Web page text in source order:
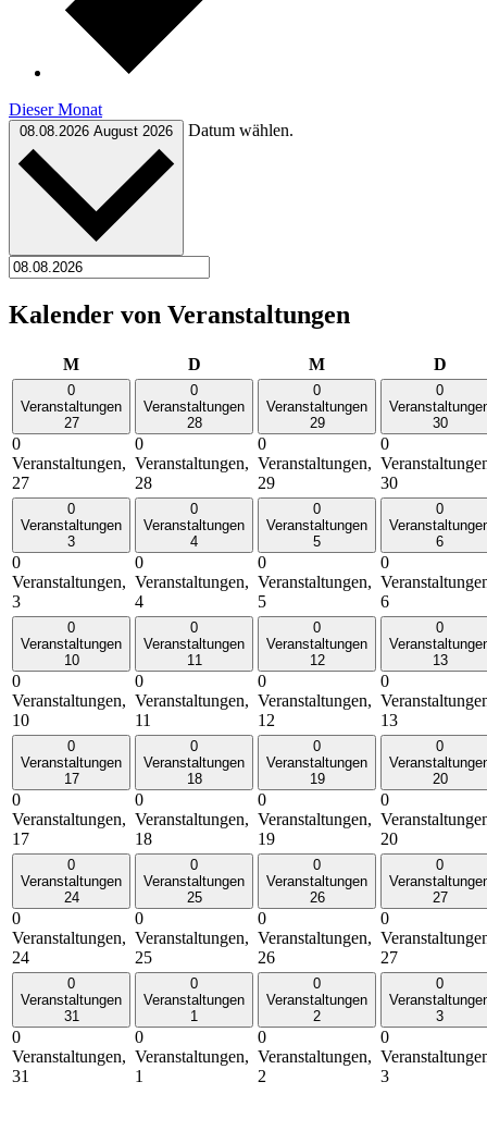
Dieser Monat
08.08.2026 August 2026 Datum wählen.
Kalender von Veranstaltungen
MMontag DDienstag MMittwoch D
0
Veranstaltungen
27
0
Veranstaltungen,
27
0
Veranstaltungen
28
0
Veranstaltungen,
28
0
Veranstaltungen
29
0
Veranstaltungen,
29
0
30
0
30
0
Veranstaltungen
3
0
Veranstaltungen,
3
0
Veranstaltungen
4
0
Veranstaltungen,
4
0
Veranstaltungen
5
0
Veranstaltungen,
5
0
6
0
6
0
Veranstaltungen
10
0
Veranstaltungen,
10
0
Veranstaltungen
11
0
Veranstaltungen,
11
0
Veranstaltungen
12
0
Veranstaltungen,
12
0
13
0
13
0
Veranstaltungen
17
0
Veranstaltungen,
17
0
Veranstaltungen
18
0
Veranstaltungen,
18
0
Veranstaltungen
19
0
Veranstaltungen,
19
0
20
0
20
0
Veranstaltungen
24
0
Veranstaltungen,
24
0
Veranstaltungen
25
0
Veranstaltungen,
25
0
Veranstaltungen
26
0
Veranstaltungen,
26
0
27
0
27
0
Veranstaltungen
31
0
Veranstaltungen,
31
0
Veranstaltungen
1
0
Veranstaltungen,
1
0
Veranstaltungen
2
0
Veranstaltungen,
2
0
3
0
3